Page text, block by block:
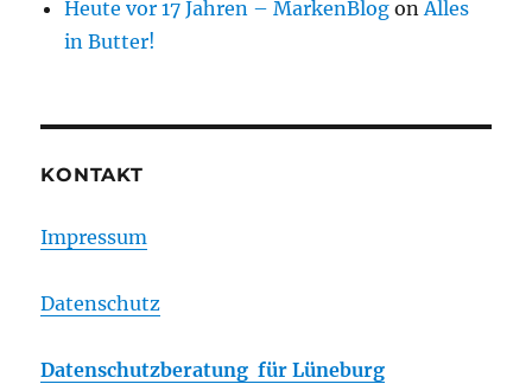
Heute vor 17 Jahren – MarkenBlog onAlles
in Butter!
KONTAKT
Impressum
Datenschutz
Datenschutzberatung für Lüneburg